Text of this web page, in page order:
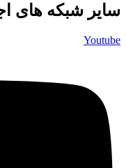
سایر شبکه های
Youtube